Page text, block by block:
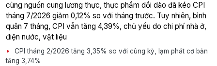
cùng nguồn cung lương thực, thực phẩm dồi dào đã kéo CPI
tháng 7/2026 giảm 0,12% so với tháng trước. Tuy nhiên, bình
quân 7 tháng, CPI vẫn tăng 4,39%, chủ yếu do chi phí nhà ở,
điện nước, vật liệu
CPI tháng 2/2026 tăng 3,35% so với cùng kỳ, lạm phát cơ bản
tăng 3,74%